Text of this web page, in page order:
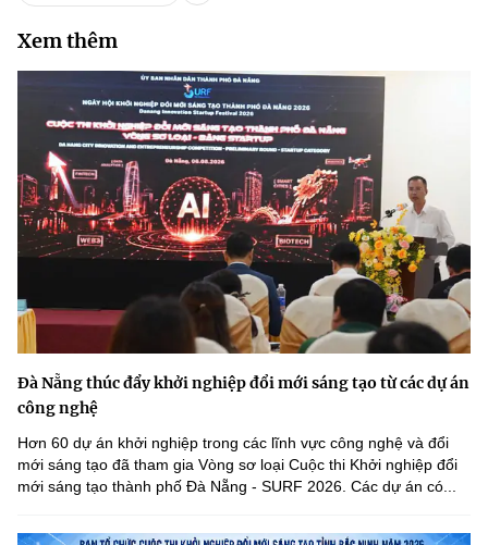
Xem thêm
Đà Nẵng thúc đẩy khởi nghiệp đổi mới sáng tạo từ các dự án
công nghệ
Hơn 60 dự án khởi nghiệp trong các lĩnh vực công nghệ và đổi
mới sáng tạo đã tham gia Vòng sơ loại Cuộc thi Khởi nghiệp đổi
mới sáng tạo thành phố Đà Nẵng - SURF 2026. Các dự án có...